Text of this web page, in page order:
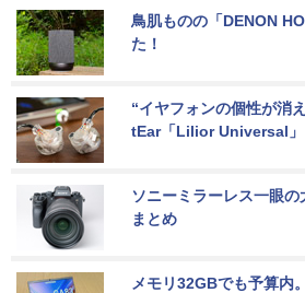
鳥肌ものの「DENON
た！
“イヤフォンの個性が消
tEar「Lilior Universal」
ソニーミラーレス一眼
まとめ
メモリ32GBでも予算内